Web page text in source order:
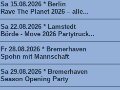
Sa 15.08.2026 * Berlin
Rave The Planet 2026 – alle...
Sa 22.08.2026 * Lamstedt
Börde - Move 2026 Partytruck...
Fr 28.08.2026 * Bremerhaven
Spohn mit Mannschaft
Sa 29.08.2026 * Bremerhaven
Season Opening Party